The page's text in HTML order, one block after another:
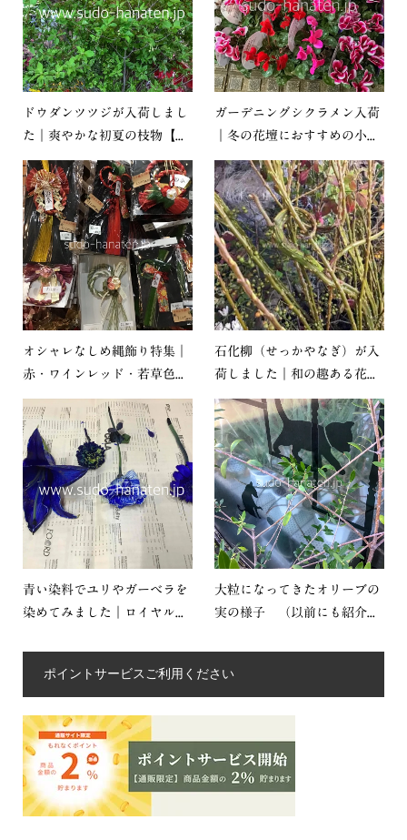
ドウダンツツジが入荷しまし
た｜爽やかな初夏の枝物【...
ガーデニングシクラメン入荷
｜冬の花壇におすすめの小...
オシャレなしめ縄飾り特集｜
赤・ワインレッド・若草色...
石化柳（せっかやなぎ）が入
荷しました｜和の趣ある花...
青い染料でユリやガーベラを
染めてみました｜ロイヤル...
大粒になってきたオリーブの
実の様子 （以前にも紹介...
ポイントサービスご利用ください